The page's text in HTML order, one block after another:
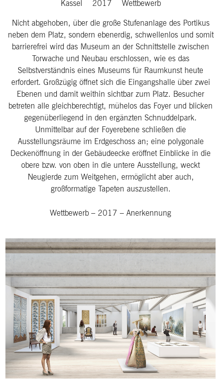
Kassel 2017
Wettbewerb
Nicht abgehoben, über die große Stufenanlage des Portikus
neben dem Platz, sondern ebenerdig, schwellenlos und somit
barrierefrei wird das Museum an der Schnittstelle zwischen
Torwache und Neubau erschlossen, wie es das
Selbstverständnis eines Museums für Raumkunst heute
erfordert. Großzügig öffnet sich die Eingangshalle über zwei
Ebenen und damit weithin sichtbar zum Platz. Besucher
betreten alle gleichberechtigt, mühelos das Foyer und blicken
gegenüberliegend in den ergänzten Schnuddelpark.
Unmittelbar auf der Foyerebene schließen die
Ausstellungsräume im Erdgeschoss an; eine polygonale
Deckenöffnung in der Gebäudeecke eröffnet Einblicke in die
obere bzw. von oben in die untere Ausstellung, weckt
Neugierde zum Weitgehen, ermöglicht aber auch,
großformatige Tapeten auszustellen.
Wettbewerb – 2017 – Anerkennung